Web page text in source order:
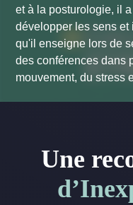
et à la posturologie, il
développer les sens et
qu'il enseigne lors de
des conférences dans
mouvement, du stress
Une